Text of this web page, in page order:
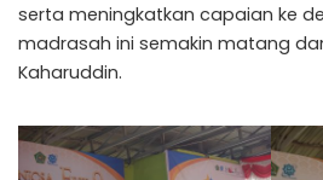
serta meningkatkan capaian ke
madrasah ini semakin matang
Kaharuddin.